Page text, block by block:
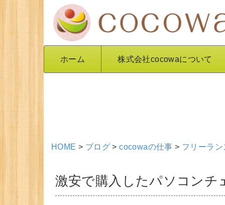
ホーム 株式会社cocowaについて
HOME > ブログ >cocowaの仕事 > フリーラン
激安で購入したパソコンチ